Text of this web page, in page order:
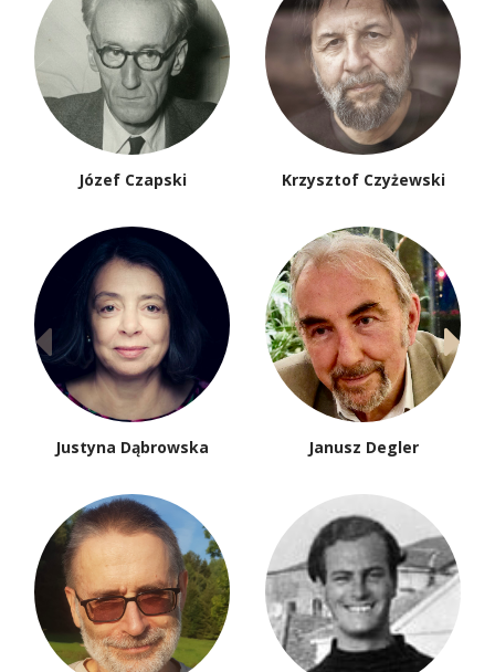
Józef Czapski Krzysztof Czyżewski
Justyna Dąbrowska Janusz Degler